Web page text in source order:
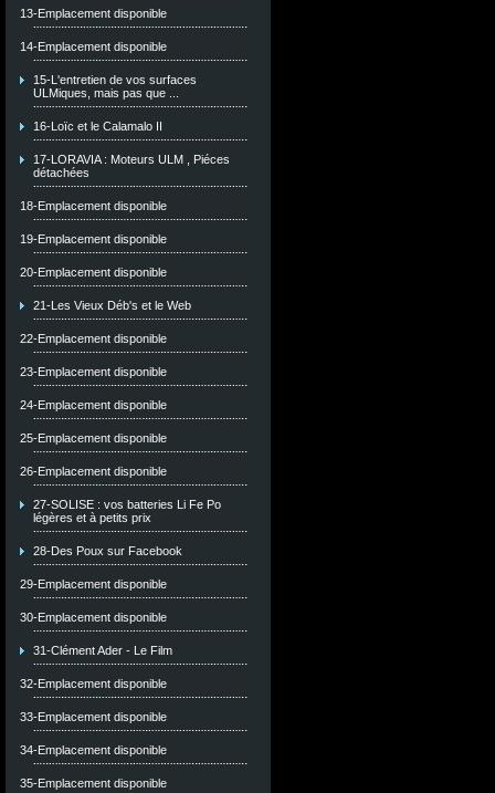
13-Emplacement disponible
14-Emplacement disponible
15-L'entretien de vos surfaces
ULMiques, mais pas que ...
16-Loïc et le Calamalo II
17-LORAVIA : Moteurs ULM , Piéces
détachées
18-Emplacement disponible
19-Emplacement disponible
20-Emplacement disponible
21-Les Vieux Déb's et le Web
22-Emplacement disponible
23-Emplacement disponible
24-Emplacement disponible
25-Emplacement disponible
26-Emplacement disponible
27-SOLISE : vos batteries Li Fe Po
légères et à petits prix
28-Des Poux sur Facebook
29-Emplacement disponible
30-Emplacement disponible
31-Clément Ader - Le Film
32-Emplacement disponible
33-Emplacement disponible
34-Emplacement disponible
35-Emplacement disponible